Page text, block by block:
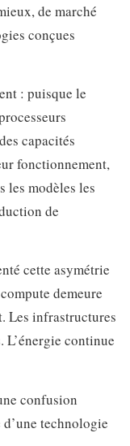
de marché
conçues
: puisque le
capacités
fonctionnement,
les modèles les
de
cette asymétrie
demeure
Les infrastructures
continue
confusion
technologie